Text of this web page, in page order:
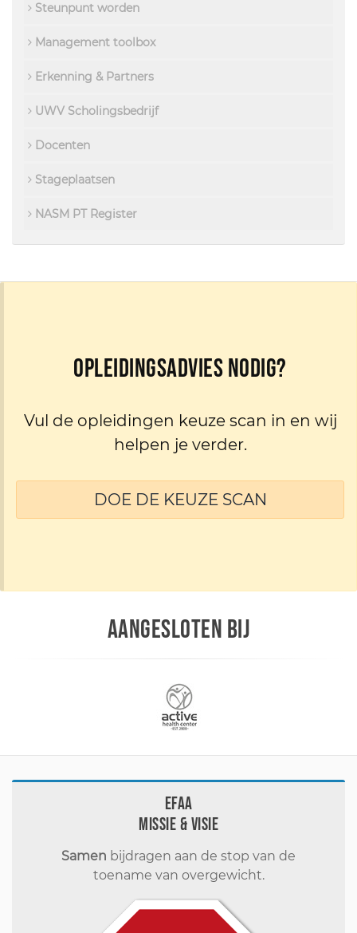
Steunpunt worden
Management toolbox
Erkenning & Partners
UWV Scholingsbedrijf
Docenten
Stageplaatsen
NASM PT Register
Opleidingsadvies nodig?
Vul de opleidingen keuze scan in en wij
helpen je verder.
DOE DE KEUZE SCAN
AANGESLOTEN BIJ
EFAA
Missie & visie
Samen bijdragen aan de stop van de
toename van overgewicht.